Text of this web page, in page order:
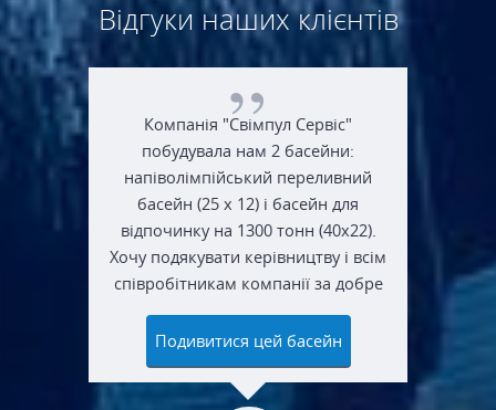
Відгуки наших клієнтів
Компанія "Свімпул Сервіс"
побудувала нам 2 басейни:
напіволімпійський переливний
басейн (25 х 12) і басейн для
відпочинку на 1300 тонн (40х22).
Хочу подякувати керівництву і всім
співробітникам компанії за добре
виконану роботу, і побажати
процвітання, успіхів і нових
звершень у бізнесі.
Подивитися цей басейн